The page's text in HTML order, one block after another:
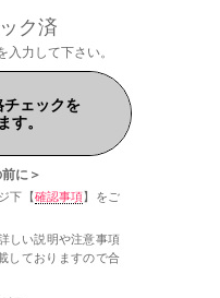
ク済
力して下さい。
チェックを
す。
に＞
下【確認事項】をご
しい説明や注意事項
しておりますので合